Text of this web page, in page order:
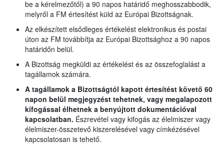
be a kérelmezőtől) a 90 napos határidő meghosszabbodik,
melyről a FM értesítést küld az Európai Bizottságnak.
Az elkészített elsődleges értékelést elektronikus és postai
úton az FM továbbítja az Európai Bizottsághoz a 90 napos
határidőn belül.
A Bizottság megküldi az értékelést és az összefoglalást a
tagállamok számára.
A tagállamok a Bizottságtól kapott értesítést követő 60
napon belül megjegyzést tehetnek, vagy megalapozott
kifogással élhetnek a benyújtott dokumentációval
kapcsolatban. Észrevétel vagy kifogás az élelmiszer vagy
élelmiszer-összetevő kiszerelésével vagy címkézésével
kapcsolatosan is tehető.